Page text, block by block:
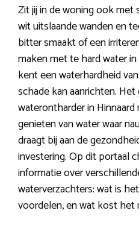
Zit jij in de woning ook met
wit uitslaande wanden en
bitter smaakt of een
maken met te hard water
kent een waterhardheid
schade kan aanrichten.
waterontharder in
genieten van water waar
draagt bij aan de
investering. Op dit portaal
informatie over
waterverzachters: wat is
voordelen, en wat kost het